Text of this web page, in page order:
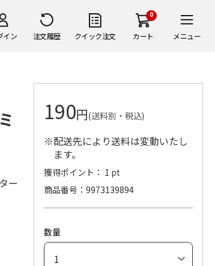
イン 注文履歴 クイック注文
0
カート メニュー
ー
190円(送料別・税込)
※配送先により送料は変動いたし
ます。
獲得ポイント： 1 pt
商品番号
9973139894
数量